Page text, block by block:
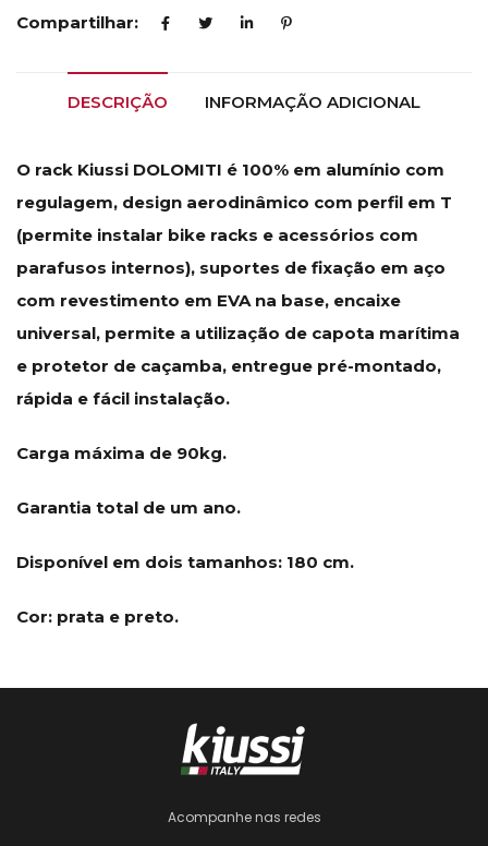
Compartilhar:
DESCRIÇÃO INFORMAÇÃO ADICIONAL
O rack Kiussi DOLOMITI é 100% em alumínio com
regulagem, design aerodinâmico com perfil em T
(permite instalar bike racks e acessórios com
parafusos internos), suportes de fixação em aço
com revestimento em EVA na base, encaixe
universal, permite a utilização de capota marítima
e protetor de caçamba, entregue pré-montado,
rápida e fácil instalação.
Carga máxima de 90kg.
Garantia total de um ano.
Disponível em dois tamanhos: 180 cm.
Cor: prata e preto.
Acompanhe nas redes